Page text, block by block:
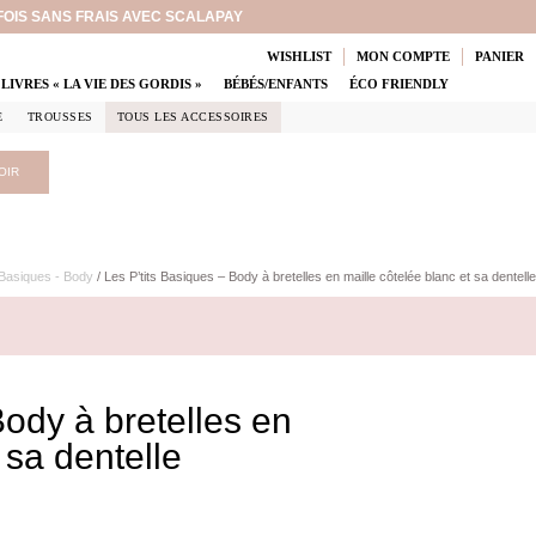
SANS FRAIS AVEC SCALAPAY
WISHLIST MON COMPTE
PANIER
LIVRES « LA VIE DES GORDIS »
BÉBÉS/ENFANTS ÉCO FRIENDLY
TROUSSES TOUS LES ACCESSOIRES
- Body / Les P’tits Basiques – Body à bretelles en maille côtelée blanc et sa dentelle
à bretelles en
dentelle